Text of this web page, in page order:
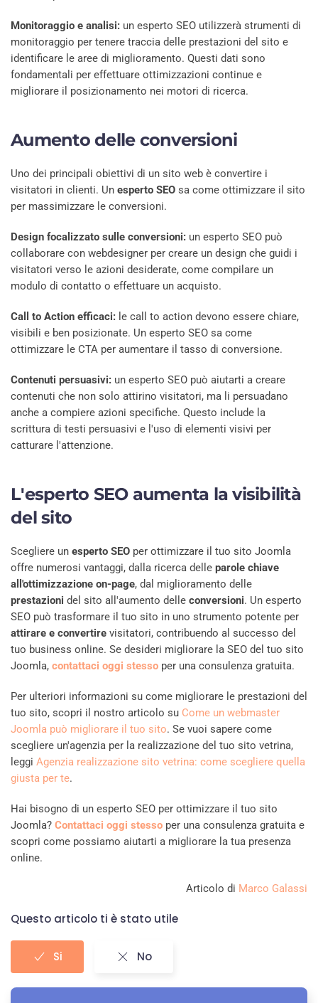
Monitoraggio e analisi: un esperto SEO utilizzerà strumenti di
monitoraggio per tenere traccia delle prestazioni del sito e
identificare le aree di miglioramento. Questi dati sono
fondamentali per effettuare ottimizzazioni continue e
migliorare il posizionamento nei motori di ricerca.
Aumento delle conversioni
Uno dei principali obiettivi di un sito web è convertire i
visitatori in clienti. Un esperto SEO sa come ottimizzare il sito
per massimizzare le conversioni.
Design focalizzato sulle conversioni: un esperto SEO può
collaborare con webdesigner per creare un design che guidi i
visitatori verso le azioni desiderate, come compilare un
modulo di contatto o effettuare un acquisto.
Call to Action efficaci: le call to action devono essere chiare,
visibili e ben posizionate. Un esperto SEO sa come
ottimizzare le CTA per aumentare il tasso di conversione.
Contenuti persuasivi: un esperto SEO può aiutarti a creare
contenuti che non solo attirino visitatori, ma li persuadano
anche a compiere azioni specifiche. Questo include la
scrittura di testi persuasivi e l'uso di elementi visivi per
catturare l'attenzione.
L'esperto SEO aumenta la visibilità
del sito
Scegliere un esperto SEO per ottimizzare il tuo sito Joomla
offre numerosi vantaggi, dalla ricerca delle parole chiave
all'ottimizzazione on-page, dal miglioramento delle
prestazioni del sito all'aumento delle conversioni. Un esperto
SEO può trasformare il tuo sito in uno strumento potente per
attirare e convertire visitatori, contribuendo al successo del
tuo business online. Se desideri migliorare la SEO del tuo sito
Joomla, contattaci oggi stesso per una consulenza gratuita.
Per ulteriori informazioni su come migliorare le prestazioni del
tuo sito, scopri il nostro articolo su Come un webmaster
Joomla può migliorare il tuo sito. Se vuoi sapere come
scegliere un'agenzia per la realizzazione del tuo sito vetrina,
leggi Agenzia realizzazione sito vetrina: come scegliere quella
giusta per te.
Hai bisogno di un esperto SEO per ottimizzare il tuo sito
Joomla? Contattaci oggi stesso per una consulenza gratuita e
scopri come possiamo aiutarti a migliorare la tua presenza
online.
Articolo di Marco Galassi
Questo articolo ti è stato utile
Si No